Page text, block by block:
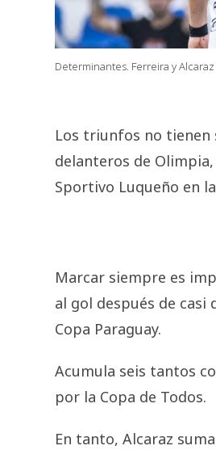
Determinantes. Ferreira y
Los triunfos no tienen
delanteros de
Sportivo Luqueño en
Marcar siempre es
al gol después de casi
Copa Paraguay.
Acumula seis tantos
por la Copa de Todos.
En tanto, Alcaraz